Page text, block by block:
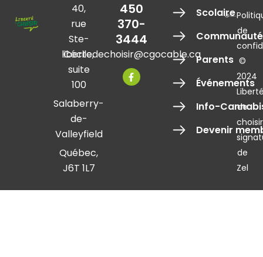
40,
rue
Ste-
Cécile,
suite
100
Salaberry-
de-
Valleyfield
Québec,
J6T 1L7
‍450
‍370-
3444
libertedechoisir@cgocable.ca
F
a
c
Scolaire
Communauté
Parents
Événements
Info-
Devenir
de
©
2024
de
de
Zel